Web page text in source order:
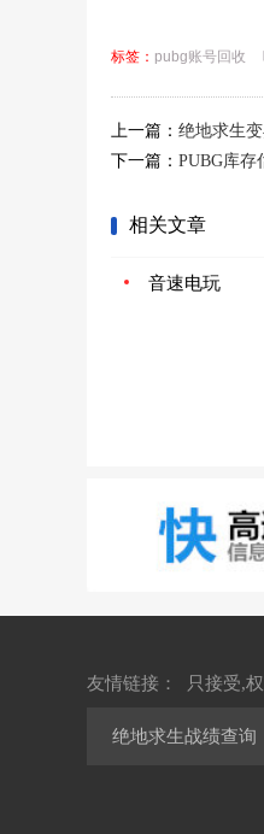
标签： pubg账号回收
上一篇： 绝地求生
下一篇： PUBG库存
相关文章
音速电玩
友情链接： 只接受,
绝地求生战绩查询